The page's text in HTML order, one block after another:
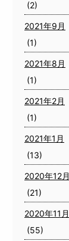
(2)
2021年9月
(1)
2021年8月
(1)
2021年2月
(1)
2021年1月
(13)
2020年12月
(21)
2020年11月
(55)